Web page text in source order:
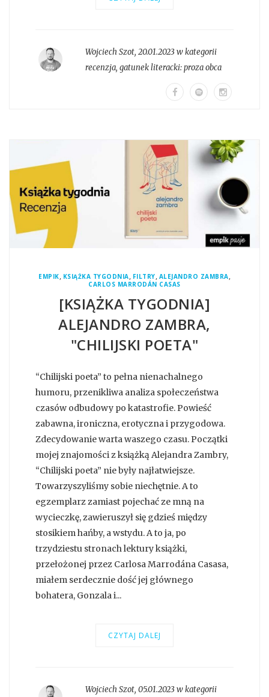
Wojciech Szot, 20.01.2023 w kategorii
recenzja, gatunek literacki:proza obca
EMPIK, KSIĄŻKA TYGODNIA, FILTRY, ALEJANDRO ZAMBRA,
CARLOS MARRODÁN CASAS
[KSIĄŻKA TYGODNIA]
ALEJANDRO ZAMBRA,
"CHILIJSKI POETA"
“Chilijski poeta” to pełna nienachalnego
humoru, przenikliwa analiza społeczeństwa
czasów odbudowy po katastrofie. Powieść
zabawna, ironiczna, erotyczna i przygodowa.
Zdecydowanie warta waszego czasu. Początki
mojej znajomości z książką Alejandra Zambry,
“Chilijski poeta” nie były najłatwiejsze.
Towarzyszyliśmy sobie niechętnie. A to
egzemplarz zamiast pojechać ze mną na
wycieczkę, zawieruszył się gdzieś między
stosikiem hańby, a wstydu. A to ja, po
trzydziestu stronach lektury książki,
przełożonej przez Carlosa Marrodána Casasa,
miałem serdecznie dość jej głównego
bohatera, Gonzala i...
CZYTAJ DALEJ
Wojciech Szot, 05.01.2023 w kategorii